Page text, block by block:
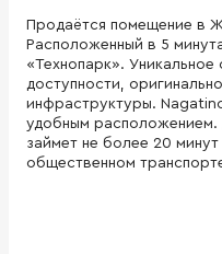
Продаётся помещение в
Расположенный в 5
«Технопарк». Уникальное
доступности,
инфраструктуры.
удобным расположением.
займет не более 20
общественном